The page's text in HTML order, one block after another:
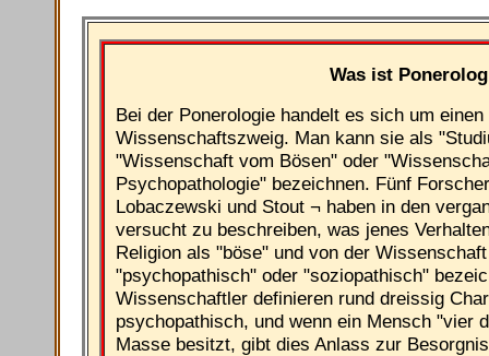
Was ist
Bei der Ponerologie handelt es sich um
Wissenschaftszweig. Man kann sie als
"Wissenschaft vom Bösen" oder
Psychopathologie" bezeichnen. Fünf
Lobaczewski und Stout ¬ haben in den
versucht zu beschreiben, was jenes
Religion als "böse" und von der
"psychopathisch" oder "soziopathisch"
Wissenschaftler definieren rund dreissig
psychopathisch, und wenn ein Mensch "vier
Masse besitzt, gibt dies Anlass zur